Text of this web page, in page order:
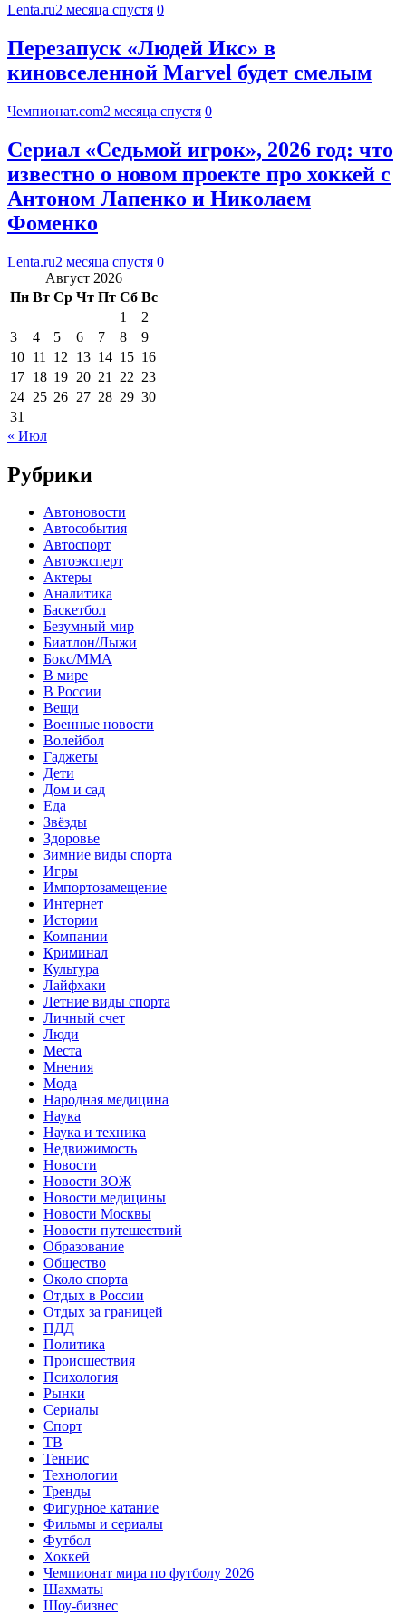
Lenta.ru2 месяца спустя 0
Перезапуск «Людей Икс» в
киновселенной Marvel будет смелым
Чемпионат.com2 месяца спустя 0
Сериал «Седьмой игрок», 2026 год: что
известно о новом проекте про хоккей с
Антоном Лапенко и Николаем
Фоменко
Lenta.ru2 месяца спустя 0
Август 2026
Пн Вт Ср Чт Пт Сб Вс
1
2
3
4 5 6 7 8
9
10 11 12 13 14 15 16
17 18 19 20 21 22 23
24 25 26 27 28 29 30
31
« Июл
Рубрики
Автоновости
Автособытия
Автоспорт
Автоэксперт
Актеры
Аналитика
Баскетбол
Безумный мир
Биатлон/Лыжи
Бокс/MMA
В мире
В России
Вещи
Военные новости
Волейбол
Гаджеты
Дети
Дом и сад
Еда
Звёзды
Здоровье
Зимние виды спорта
Игры
Импортозамещение
Интернет
Истории
Компании
Криминал
Культура
Лайфхаки
Летние виды спорта
Личный счет
Люди
Места
Мнения
Мода
Народная медицина
Наука
Наука и техника
Недвижимость
Новости
Новости ЗОЖ
Новости медицины
Новости Москвы
Новости путешествий
Образование
Общество
Около спорта
Отдых в России
Отдых за границей
ПДД
Политика
Происшествия
Психология
Рынки
Сериалы
Спорт
ТВ
Теннис
Технологии
Тренды
Фигурное катание
Фильмы и сериалы
Футбол
Хоккей
Чемпионат мира по футболу 2026
Шахматы
Шоу-бизнес